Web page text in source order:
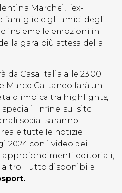
Marchei, l’ex-
famiglie e gli amici degli
insieme le emozioni in
gara più attesa della
da Casa Italia alle 23.00
Marco Cattaneo farà un
olimpica tra highlights,
Infine, sul sito
social saranno
tutte le notizie
2024 con i video dei
approfondimenti editoriali,
Tutto disponibile